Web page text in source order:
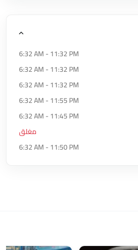
6:32 AM - 11:32 PM
6:32 AM - 11:32 PM
6:32 AM - 11:32 PM
6:32 AM - 11:55 PM
6:32 AM - 11:45 PM
مغلق
6:32 AM - 11:50 PM